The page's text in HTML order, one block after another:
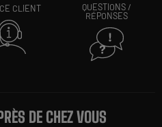
CLIENT
QUESTIONS /
RÉPONSES
DE CHEZ VOUS